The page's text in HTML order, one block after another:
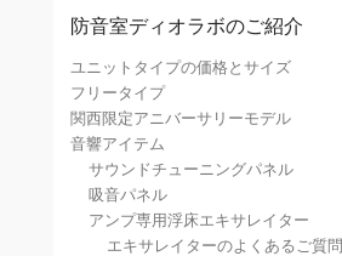
防音室ディオラボのご紹介
ユニットタイプの価格とサイズ
フリータイプ
関西限定アニバーサリーモデル
音響アイテム
サウンドチューニングパネル
吸音パネル
アンプ専用浮床エキサレイター
エキサレイターのよくあるご質問